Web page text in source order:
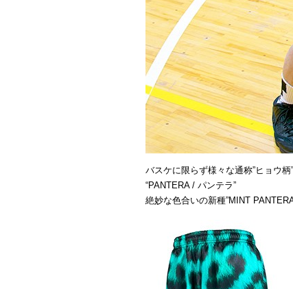
バスケに限らず様々な通称”ヒョウ
“PANTERA / パンテラ”
絶妙な色合いの新種”MINT